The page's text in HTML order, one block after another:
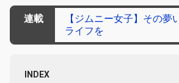
連載
【ジムニー女子】その夢
ライフを
INDEX